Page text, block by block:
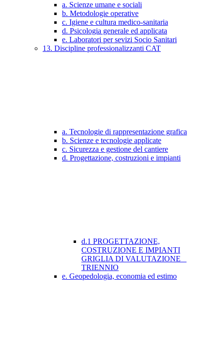
a. Scienze umane e sociali
b. Metodologie operative
c. Igiene e cultura medico-sanitaria
d. Psicologia generale ed applicata
e. Laboratori per sevizi Socio Sanitari
13. Discipline professionalizzanti CAT
a. Tecnologie di rappresentazione grafica
b. Scienze e tecnologie applicate
c. Sicurezza e gestione del cantiere
d. Progettazione, costruzioni e impianti
d.1 PROGETTAZIONE,
COSTRUZIONE E IMPIANTI
GRIGLIA DI VALUTAZIONE _
TRIENNIO
e. Geopedologia, economia ed estimo